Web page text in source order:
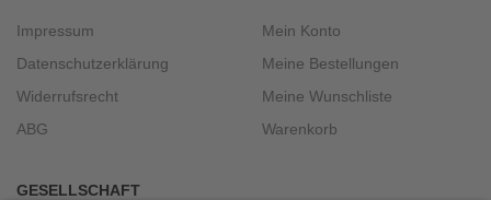
Impressum
Datenschutzerklärung
Widerrufsrecht
ABG
Mein Konto
Meine Bestellungen
Meine Wunschliste
Warenkorb
GESELLSCHAFT